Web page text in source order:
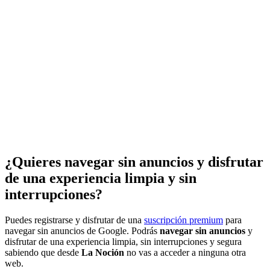
¿Quieres navegar sin anuncios y disfrutar
de una experiencia limpia y sin
interrupciones?
Puedes registrarse y disfrutar de una suscripción premium para
navegar sin anuncios de Google. Podrás navegar sin anuncios y
disfrutar de una experiencia limpia, sin interrupciones y segura
sabiendo que desde La Noción no vas a acceder a ninguna otra
web.